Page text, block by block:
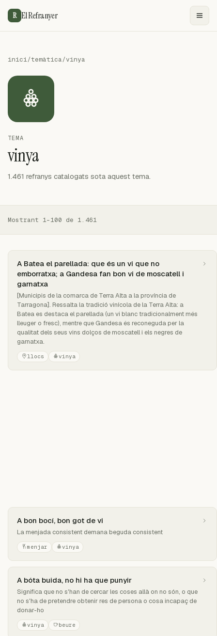
R El Refranyer
inici/temàtica/vinya
TEMA
vinya
1.461 refranys catalogats sota aquest tema.
Mostrant 1–100 de 1.461
A Batea el parellada: que és un vi que no
emborratxa; a Gandesa fan bon vi de moscatell i
garnatxa
[Municipis de la comarca de Terra Alta a la província de
Tarragona]. Ressalta la tradició vinícola de la Terra Alta: a
Batea es destaca el parellada (un vi blanc tradicionalment més
lleuger o fresc), mentre que Gandesa és reconeguda per la
qualitat dels seus vins dolços de moscatell i els negres de
garnatxa.
llocs vinya
A bon bocí, bon got de vi
La menjada consistent demana beguda consistent
menjar vinya
A bóta buida, no hi ha que punyir
Significa que no s'han de cercar les coses allà on no són, o que
no s'ha de pretendre obtenir res de persona o cosa incapaç de
donar-ho
vinya beure